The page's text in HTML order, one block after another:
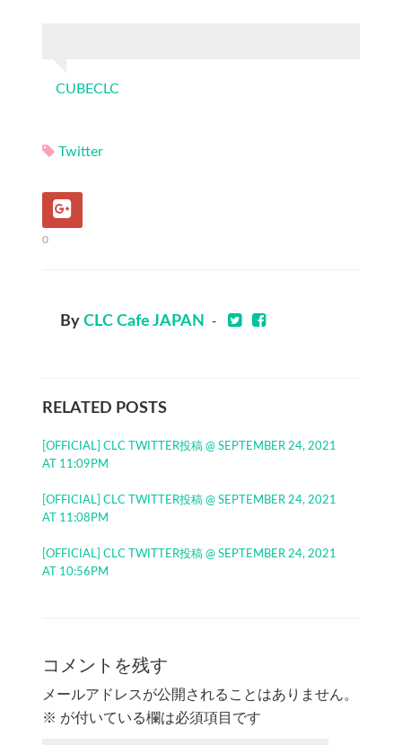
CUBECLC
Twitter
0
By CLC Cafe JAPAN -
RELATED POSTS
[OFFICIAL] CLC TWITTER投稿 @ SEPTEMBER 24, 2021
AT 11:09PM
[OFFICIAL] CLC TWITTER投稿 @ SEPTEMBER 24, 2021
AT 11:08PM
[OFFICIAL] CLC TWITTER投稿 @ SEPTEMBER 24, 2021
AT 10:56PM
コメントを残す
メールアドレスが公開されることはありません。
※ が付いている欄は必須項目です